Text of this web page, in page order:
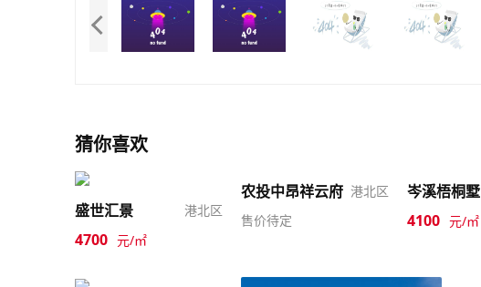
猜你喜欢
盛世汇景 港北区
4700 元/㎡
农投中昂祥云府 港北区
售价待定
岑溪梧桐墅
4100 元/㎡